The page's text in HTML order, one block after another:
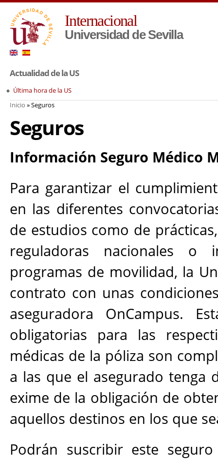
Internacional
Universidad de Sevilla
Actualidad de la US
Última hora de la US
Usted está aquí
Inicio » Seguros
Seguros
Información Seguro Médico
Para garantizar el
en las diferentes
de estudios como de
reguladoras nacionales o
programas de movilidad, la
contrato con unas
aseguradora OnCampus.
obligatorias para las
médicas de la póliza son
a las que el asegurado tenga
exime de la obligación de
aquellos destinos en los que
Podrán suscribir este